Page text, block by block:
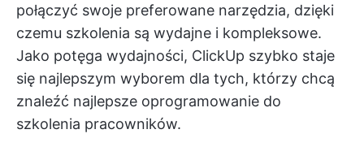
połączyć swoje preferowane narzędzia, dzięki
czemu szkolenia są wydajne i kompleksowe.
Jako potęga wydajności, ClickUp szybko staje
się najlepszym wyborem dla tych, którzy chcą
znaleźć najlepsze oprogramowanie do
szkolenia pracowników.